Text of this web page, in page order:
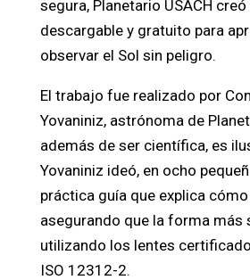
segura, Planetario USACH
descargable y gratuito para
observar el Sol sin peligro.
El trabajo fue realizado por
Yovaniniz, astrónoma de
además de ser científica, es
Yovaniniz ideó, en ocho
práctica guía que explica
asegurando que la forma más
utilizando los lentes
ISO 12312-2.